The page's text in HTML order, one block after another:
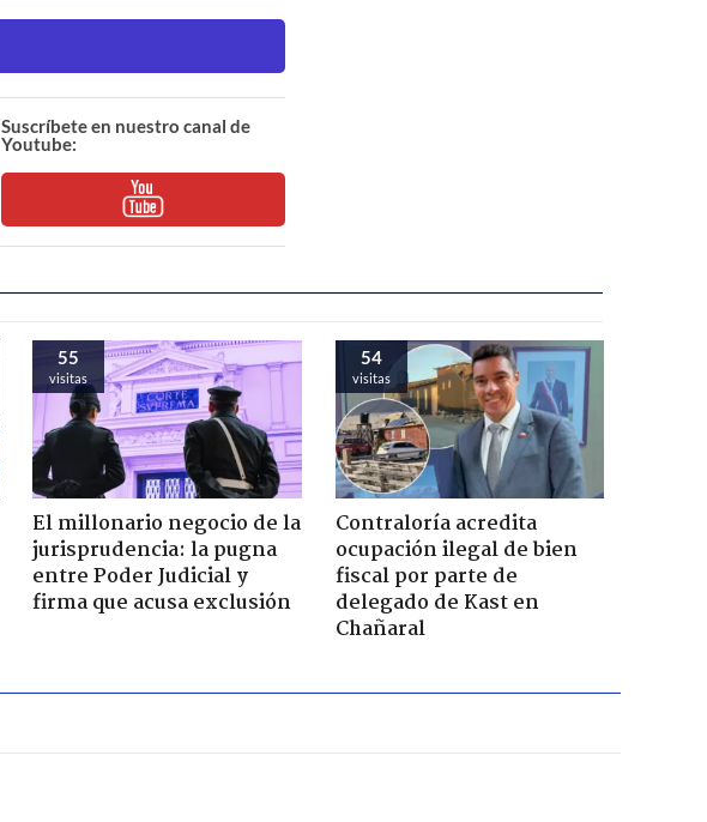
Suscríbete en nuestro canal de
Youtube:
55
visitas
El millonario negocio de la
jurisprudencia: la pugna
entre Poder Judicial y
firma que acusa exclusión
54
visitas
Contraloría acredita
ocupación ilegal de bien
fiscal por parte de
delegado de Kast en
Chañaral